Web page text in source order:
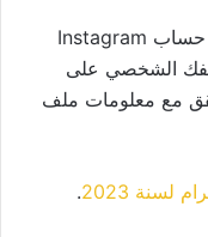
وتجدر الإشارة إلى أنه إذا تم التحقق من حساب Instagram
الشخصي على
مع معلومات ملف
2023
.